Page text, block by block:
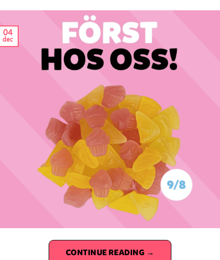
04
dec
CONTINUE READING →